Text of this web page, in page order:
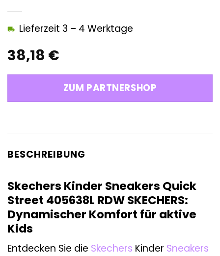
38,18 €
Lieferzeit 3 – 4 Werktage
ZUM PARTNERSHOP
BESCHREIBUNG
Skechers Kinder Sneakers Quick
Street 405638L RDW SKECHERS:
Dynamischer Komfort für aktive
Kids
Entdecken Sie die Skechers Kinder Sneakers